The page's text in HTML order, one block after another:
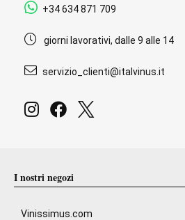
+34 634 871 709
giorni lavorativi, dalle 9 alle 14
servizio_clienti@italvinus.it
I nostri negozi
Vinissimus.com